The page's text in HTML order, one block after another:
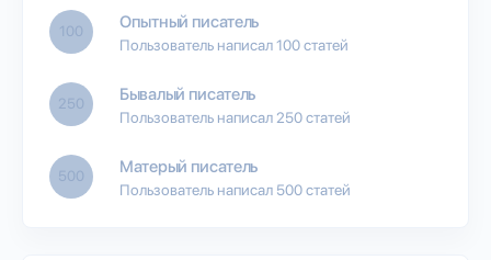
100 Опытный писатель
Пользователь написал 100 статей
250 Бывалый писатель
Пользователь написал 250 статей
500 Матерый писатель
Пользователь написал 500 статей